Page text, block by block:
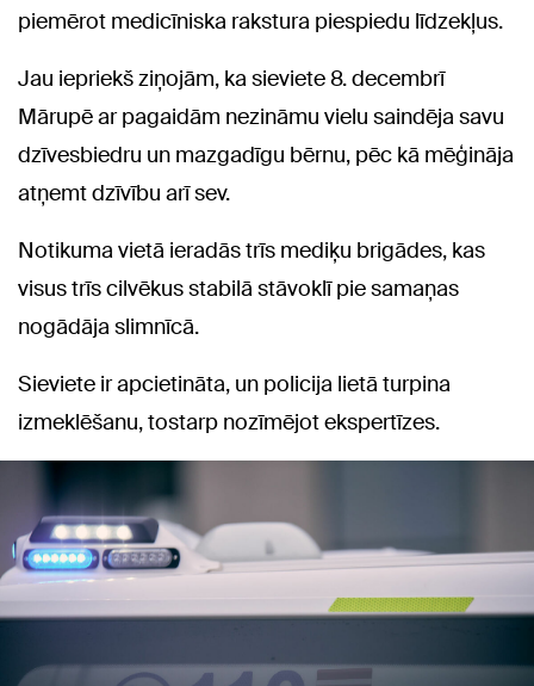
piemērot medicīniska rakstura piespiedu līdzekļus.
Jau iepriekš ziņojām, ka sieviete 8. decembrī
Mārupē ar pagaidām nezināmu vielu saindēja savu
dzīvesbiedru un mazgadīgu bērnu, pēc kā mēģināja
atņemt dzīvību arī sev.
Notikuma vietā ieradās trīs mediķu brigādes, kas
visus trīs cilvēkus stabilā stāvoklī pie samaņas
nogādāja slimnīcā.
Sieviete ir apcietināta, un policija lietā turpina
izmeklēšanu, tostarp nozīmējot ekspertīzes.